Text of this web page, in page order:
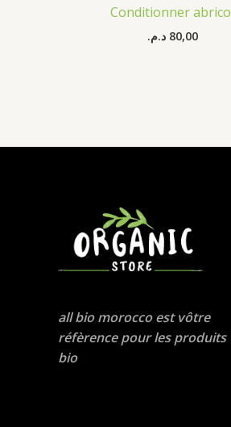
Conditionner
80,00 د.م.
all bio morocco est vôtre
réfèrence pour les produits
bio